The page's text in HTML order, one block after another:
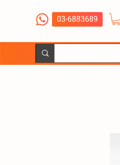
03-6883689